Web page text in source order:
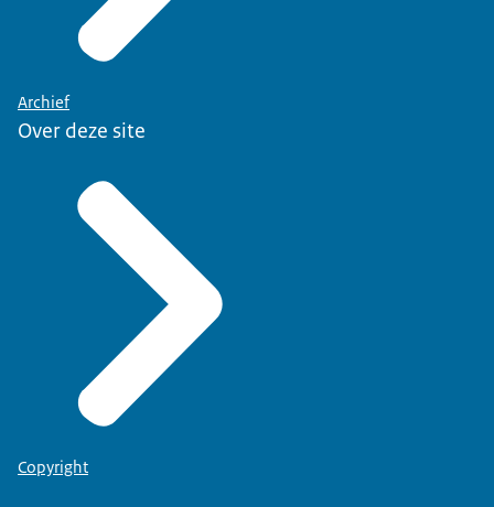
Archief
Over deze site
Copyright